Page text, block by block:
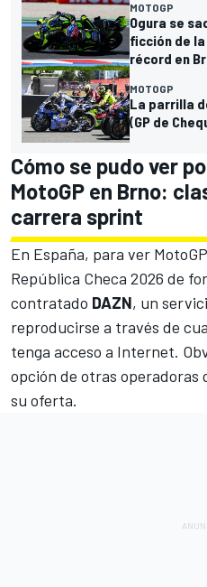
MOTOGP
Ogura se
ficción de
récord en
MOTOGP
La parrilla
(GP de
Cómo se pudo ver
MotoGP en Brno:
carrera sprint
En España, para ver
República Checa 2026 de
contratado DAZN, un
reproducirse a través de
tenga acceso a Internet.
opción de otras operadoras
su oferta.